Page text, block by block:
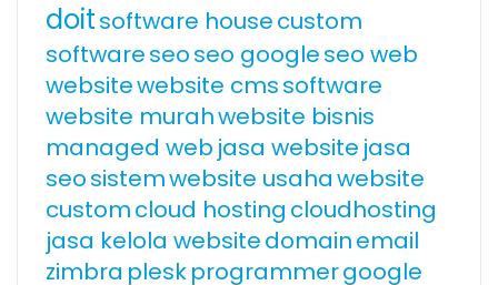
doitsoftware housecustom
softwareseoseo googleseo web
websitewebsite cmssoftware
website murahwebsite bisnis
managed web jasa website jasa
seosistemwebsite usahawebsite
customcloud hosting cloudhosting
jasa kelola websitedomainemail
zimbra pleskprogrammergoogle